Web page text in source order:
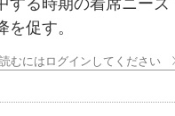
促す。
むにはログインしてください